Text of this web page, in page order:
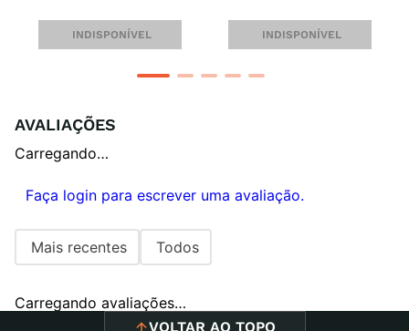
INDISPONÍVEL INDISPONÍVEL
AVALIAÇÕES
Carregando…
Faça login para escrever uma avaliação.
Mais recentes Todos
Carregando avaliações…
VOLTAR AO TOPO